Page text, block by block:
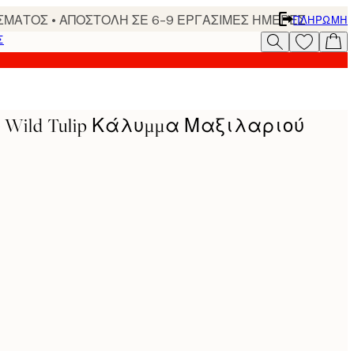
• ΑΠΟΣΤΟΛΗ ΣΕ 6-9 ΕΡΓΑΣΙΜΕΣ ΗΜΕΡΕΣΠΛΗΡΩΜΉ
Wild Tulip Κάλυμμα Μαξιλαριού